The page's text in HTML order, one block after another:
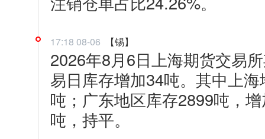
17:18 08-06 【锡】
2026年8月6日上海期货交易
易日库存增加34吨。其中上
吨；广东地区库存2899吨，
吨，持平。